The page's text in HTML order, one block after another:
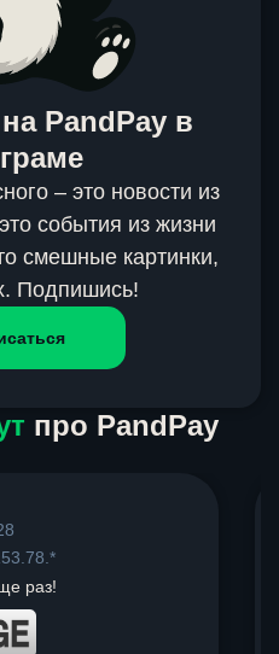
PandPay в
– это новости из
события из жизни
смешные картинки,
Подпишись!
про PandPay
раз!